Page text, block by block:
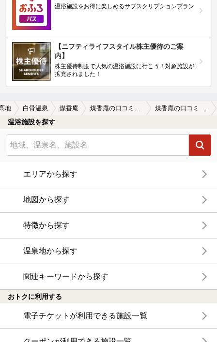
温浴施設をお得に楽しめるサブスクリプションプラン
【ニフティライフスタイル株主優待のご案
内】
株主優待制度で人気の温浴施設に行こう！対象施設が
拡充されました！
地 白骨温泉 煤香庵
温浴施設を探す
エリアから探す
地図から探す
特徴から探す
温泉地から探す
関連キーワードから探す
おトクに利用する
電子チケットが利用できる施設一覧